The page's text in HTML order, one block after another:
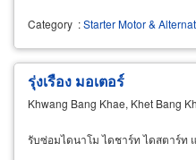
Category :Starter Motor &
รุ่งเรือง มอเตอร์
Khwang Bang Khae, Khet Bang
รับซ่อมไดนาโม ไดชาร์ท ไดสตาร์ท